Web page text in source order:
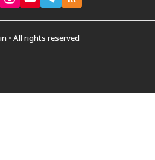
• All rights reserved